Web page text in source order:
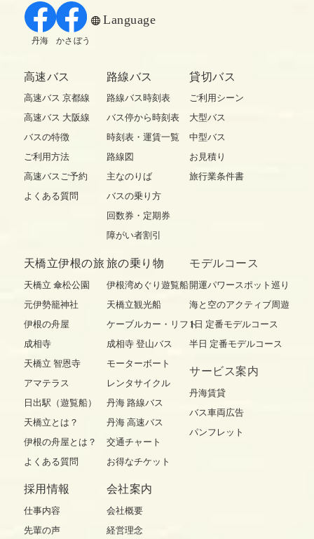
Language
丹海 かさぼう
高速バス
高速バス 京都線
高速バス 大阪線
バスの特徴
ご利用方法
高速バスご予約
よくある質問
路線バス
路線バス時刻表
バス停から時刻表
時刻表・運賃一覧
路線図
主なのりば
バスの乗り方
回数券・定期券
障がい者割引
貸切バス
ご利用シーン
大型バス
中型バス
お見積り
旅行業条件書
天橋立伊根の旅
天橋立 傘松公園
元伊勢籠神社
伊根の舟屋
成相寺
天橋立 智恩寺
アマテラス
日出駅（遊覧船）
天橋立とは？
伊根の舟屋とは？
よくある質問
旅の乗り物
伊根湾めぐり遊覧船
天橋立観光船
ケーブルカー・リフト
成相寺 登山バス
モーターボート
レンタサイクル
丹海 路線バス
丹海 高速バス
交通チャート
お得なチケット
モデルコース
開運パワースポット巡り
海と空のアクティブ周遊
1日 定番モデルコース
半日 定番モデルコース
サービス案内
丹海賃貸
バス車両広告
パンフレット
採用情報
仕事内容
先輩の声
会社案内
会社概要
経営理念